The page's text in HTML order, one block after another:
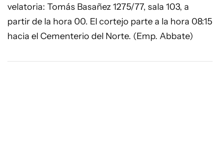
velatoria: Tomás Basañez 1275/77, sala 103, a
partir de la hora 00. El cortejo parte a la hora 08:15
hacia el Cementerio del Norte. (Emp. Abbate)